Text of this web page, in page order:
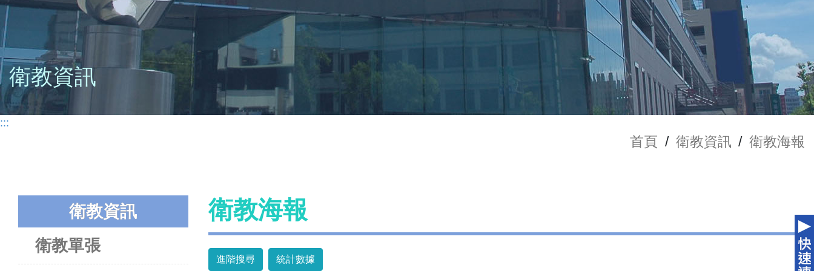
衛教資訊
:::
首頁 / 衛教資訊 / 衛教海報
衛教資訊
衛教單張
衛教海報
進階搜尋 統計數據